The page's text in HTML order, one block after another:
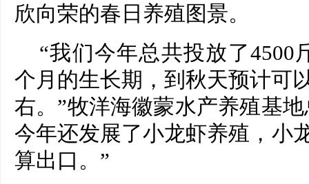
欣向荣的春日养殖图景。
“我们今年总共投放了4500
个月的生长期，到秋天预计可
右。”牧洋海徽蒙水产养殖基
今年还发展了小龙虾养殖，小
算出口。”